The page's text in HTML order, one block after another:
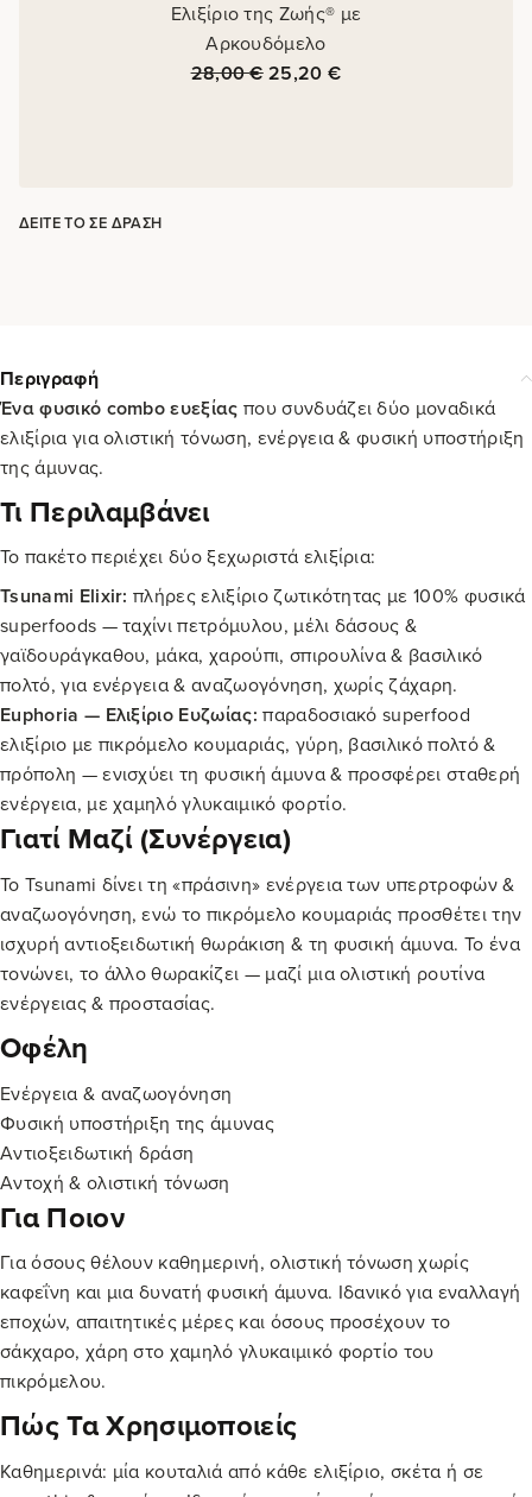
Ελιξίριο της Ζωής® με
Αρκουδόμελο
28,00€25,20€
ΔΕΊΤΕ ΤΟ ΣΕ ΔΡΆΣΗ
Περιγραφή
Ένα φυσικό combo ευεξίας που συνδυάζει δύο μοναδικά
ελιξίρια για ολιστική τόνωση, ενέργεια & φυσική υποστήριξη
της άμυνας.
Τι Περιλαμβάνει
Το πακέτο περιέχει δύο ξεχωριστά ελιξίρια:
Tsunami Elixir: πλήρες ελιξίριο ζωτικότητας με 100% φυσικά
superfoods — ταχίνι πετρόμυλου, μέλι δάσους &
γαϊδουράγκαθου, μάκα, χαρούπι, σπιρουλίνα & βασιλικό
πολτό, για ενέργεια & αναζωογόνηση, χωρίς ζάχαρη.
Euphoria — Ελιξίριο Ευζωίας: παραδοσιακό superfood
ελιξίριο με πικρόμελο κουμαριάς, γύρη, βασιλικό πολτό &
πρόπολη — ενισχύει τη φυσική άμυνα & προσφέρει σταθερή
ενέργεια, με χαμηλό γλυκαιμικό φορτίο.
Γιατί Μαζί (συνέργεια)
Το Tsunami δίνει τη «πράσινη» ενέργεια των υπερτροφών &
αναζωογόνηση, ενώ το πικρόμελο κουμαριάς προσθέτει την
ισχυρή αντιοξειδωτική θωράκιση & τη φυσική άμυνα. Το ένα
τονώνει, το άλλο θωρακίζει — μαζί μια ολιστική ρουτίνα
ενέργειας & προστασίας.
Οφέλη
Ενέργεια & αναζωογόνηση
Φυσική υποστήριξη της άμυνας
Αντιοξειδωτική δράση
Αντοχή & ολιστική τόνωση
Για Ποιον
Για όσους θέλουν καθημερινή, ολιστική τόνωση χωρίς
καφεΐνη και μια δυνατή φυσική άμυνα. Ιδανικό για εναλλαγή
εποχών, απαιτητικές μέρες και όσους προσέχουν το
σάκχαρο, χάρη στο χαμηλό γλυκαιμικό φορτίο του
πικρόμελου.
Πώς Τα Χρησιμοποιείς
Καθημερινά: μία κουταλιά από κάθε ελιξίριο, σκέτα ή σε